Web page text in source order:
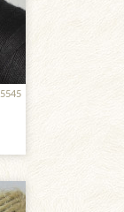
5545